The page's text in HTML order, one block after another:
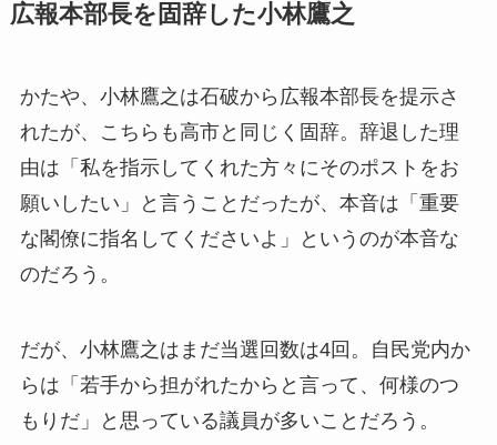
広報本部長を固辞した小林鷹之
かたや、小林鷹之は石破から広報本部長を提示さ
れたが、こちらも高市と同じく固辞。辞退した理
由は「私を指示してくれた方々にそのポストをお
願いしたい」と言うことだったが、本音は「重要
な閣僚に指名してくださいよ」というのが本音な
のだろう。
だが、小林鷹之はまだ当選回数は4回。自民党内か
らは「若手から担がれたからと言って、何様のつ
もりだ」と思っている議員が多いことだろう。